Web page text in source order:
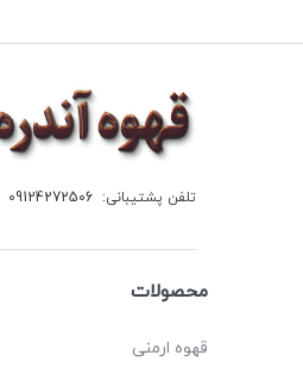
تلفن پشتیبانی: 09124272506
محصولات
قهوه ارمنی